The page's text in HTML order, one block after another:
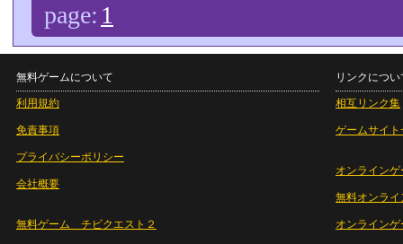
page: 1
無料ゲームについて
利用規約
免責事項
プライバシーポリシー
会社概要
無料ゲーム チビクエスト２
リンクについ
相互リンク集
ゲームサイト
オンラインゲ
無料オンライ
オンライン